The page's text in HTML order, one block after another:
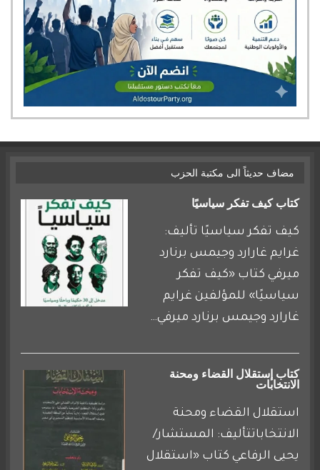
مضاف حديثاً الى مكتبة الحزب
كتاب كيف تفكر سياسيًا
كيف تفكر سياسيًا تأليف:
غرايم غارارد وجيمس برنارد
ميرفي كتاب «كيف تفكر
سياسيًا» للمؤلفين غرايم
غارارد وجيمس برنارد ميرفي…
كتاب إستقلال القضاء ومحنة
الانتخابات
استقلال القضاء ومحنة
الانتخاباتتأليف: المستشار/
يحيى الرفاعي كتاب «استقلال